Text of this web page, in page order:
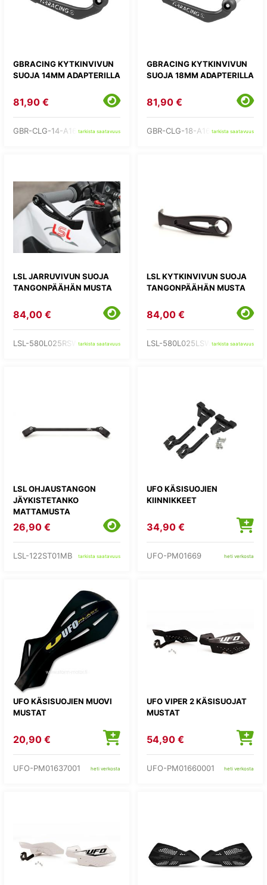
GBRACING KYTKINVIVUN
SUOJA 14MM ADAPTERILLA
81,90 €
GBR-CLG-14-A160tarkista saatavuus
GBRACING KYTKINVIVUN
SUOJA 18MM ADAPTERILLA
81,90 €
GBR-CLG-18-A160tarkista saatavuus
LSL JARRUVIVUN SUOJA
TANGONPÄÄHÄN MUSTA
84,00 €
LSL-580L025RSWtarkista saatavuus
LSL KYTKINVIVUN SUOJA
TANGONPÄÄHÄN MUSTA
84,00 €
LSL-580L025LSW tarkista saatavuus
LSL OHJAUSTANGON
JÄYKISTETANKO
MATTAMUSTA
26,90 €
LSL-122ST01MB tarkista saatavuus
UFO KÄSISUOJIEN
KIINNIKKEET
34,90 €
UFO-PM01669 heti verkosta
UFO KÄSISUOJIEN MUOVI
MUSTAT
20,90 €
UFO-PM01637001 heti verkosta
UFO VIPER 2 KÄSISUOJAT
MUSTAT
54,90 €
UFO-PM01660001 heti verkosta